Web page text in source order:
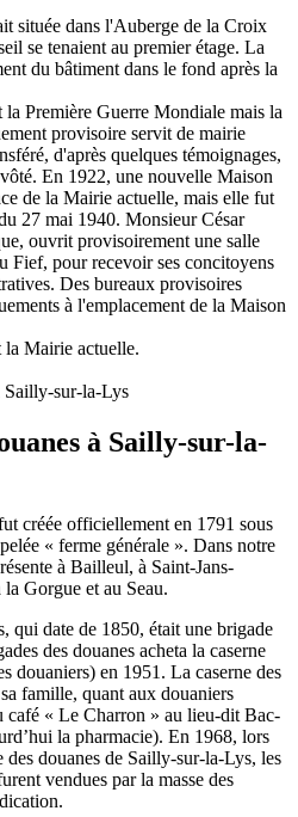
située dans l'Auberge de la Croix
se tenaient au premier étage. La
du bâtiment dans le fond après la
Première Guerre Mondiale mais la
provisoire servit de mairie
d'après quelques témoignages,
En 1922, une nouvelle Maison
de la Mairie actuelle, mais elle fut
27 mai 1940. Monsieur César
ouvrit provisoirement une salle
Fief, pour recevoir ses concitoyens
Des bureaux provisoires
à l'emplacement de la Maison
Mairie actuelle.
à Sailly-sur-la-
créée officiellement en 1791 sous
« ferme générale ». Dans notre
à Bailleul, à Saint-Jans-
Gorgue et au Seau.
qui date de 1850, était une brigade
des douanes acheta la caserne
douaniers) en 1951. La caserne des
famille, quant aux douaniers
café « Le Charron » au lieu-dit Bac-
la pharmacie). En 1968, lors
des douanes de Sailly-sur-la-Lys, les
vendues par la masse des